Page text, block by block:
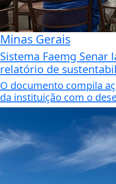
Minas Gerais
Sistema Faemg Senar
relatório de
O documento compila
da instituição com o